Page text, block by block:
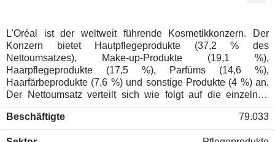
L'Oréal ist der weltweit führende Kosmetikkonzern. Der
Konzern bietet Hautpflegeprodukte (37,2 % des
Nettoumsatzes), Make-up-Produkte (19,1 %),
Haarpflegeprodukte (17,5 %), Parfüms (14,6 %),
Haarfärbeprodukte (7,6 %) und sonstige Produkte (4 %) an.
Der Nettoumsatz verteilt sich wie folgt auf die einzelnen
L'Oréal Paris, Garnier, Maybelline New York, NYX
Beschäftigte 79.033